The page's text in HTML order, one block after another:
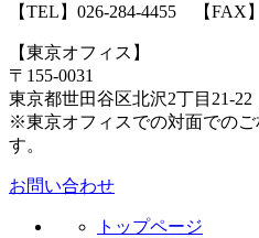
【TEL】 026-284-4455 【FAX
【東京オフィス】
〒155-0031
東京都世田谷区北沢2丁目21-22
※東京オフィスでの対面でのご
す。
お問い合わせ
トップページ